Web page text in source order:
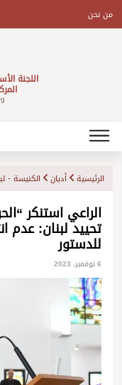
contentمن نحن
اللجنة
الرئيسية أديان الكنيسة -
الراعي استنكر
تحييد لبنان: عدم
للدستور
6 نوفمبر، 2023